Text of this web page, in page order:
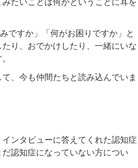
ですか」「何がお困りですか」と
り、おでかけしたり、一緒にいな
、今も仲間たちと読み込んでいま
ンタビューに答えてくれた認知症
認知症になっていない方につい